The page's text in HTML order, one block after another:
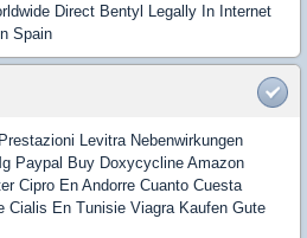
Direct Bentyl Legally In Internet
Spain
Levitra Nebenwirkungen
Paypal Buy Doxycycline Amazon
Cipro En Andorre Cuanto Cuesta
Cialis En Tunisie Viagra Kaufen Gute